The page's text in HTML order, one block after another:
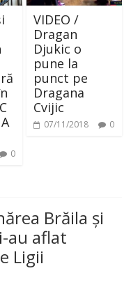
0
VIDEO /
Dragan
Djukic o
pune la
punct pe
Dragana
Cvijic
07/11/2018 0
Brăila și
au aflat
Ligii